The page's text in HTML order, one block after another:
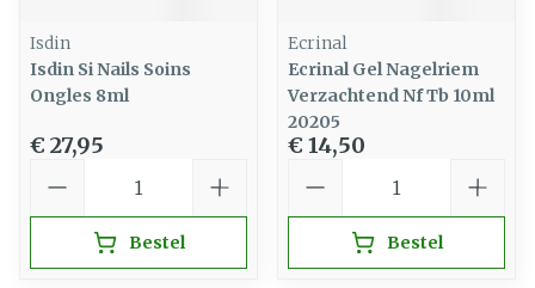
Isdin
Isdin Si Nails Soins
Ongles 8ml
€ 27,95
Bestel
Ecrinal
Ecrinal Gel Nagelriem
Verzachtend Nf Tb 10ml
20205
€ 14,50
Bestel